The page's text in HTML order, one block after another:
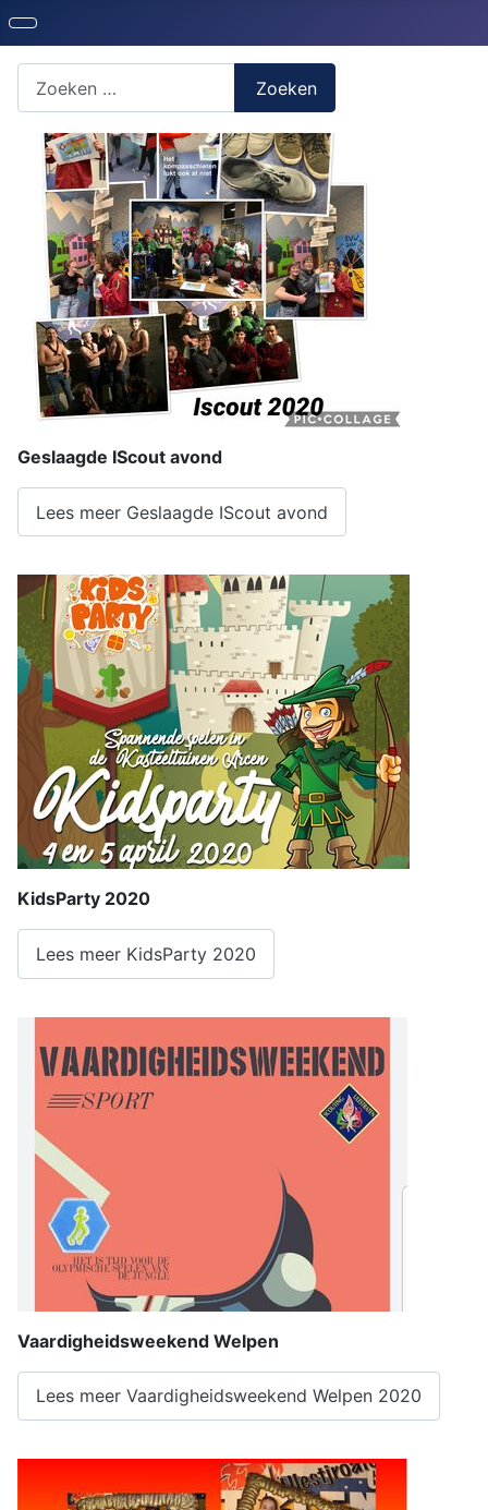
Zoeken
Geslaagde IScout avond
Lees meer Geslaagde IScout avond
KidsParty 2020
Lees meer KidsParty 2020
Vaardigheidsweekend Welpen
Lees meer Vaardigheidsweekend Welpen 2020